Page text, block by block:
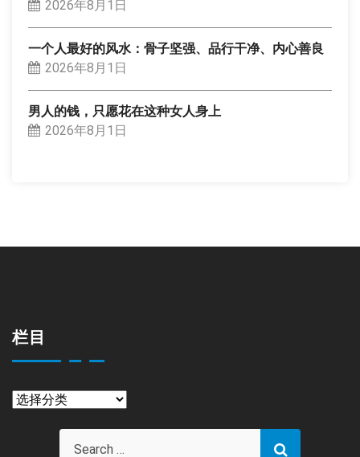
2026年8月1日
一个人最好的风水：骨子坚强、品行干净、内心善良
2026年8月1日
男人的钱，只愿花在这种女人身上
2026年8月1日
栏目
栏